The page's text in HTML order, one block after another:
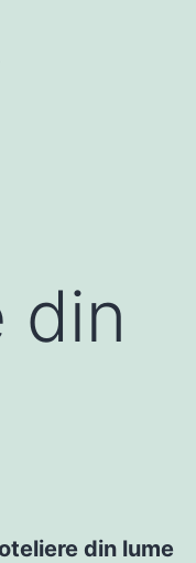
din
din lume